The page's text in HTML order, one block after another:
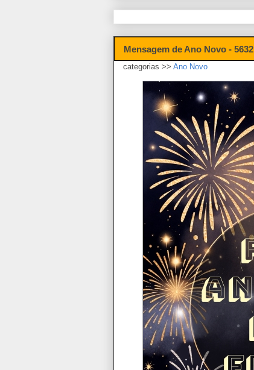
Mensagem de Ano Novo - 5632
categorias >> Ano Novo